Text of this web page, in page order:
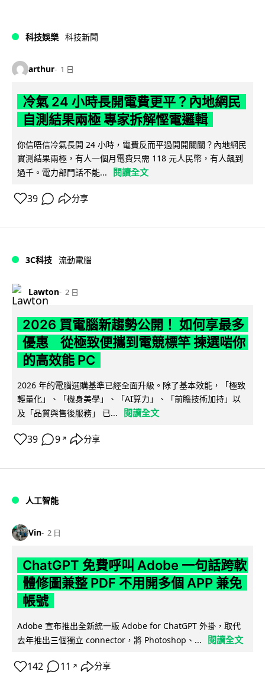
科技娛樂 科技新聞
arthur 1 日
冷氣 24 小時長開電費更平？內地網民
自測結果兩極 專家拆解慳電邏輯
你信唔信冷氣長開 24 小時，電費反而平過開開關關？內地網民
實測結果兩極，有人一個月電費只需 118 元人民幣，有人飆到
過千。電力部門話不能...
閱讀全文
39 分享
3C科技 流動電腦
Lawton 2 日
2026 買電腦新趨勢公開！ 如何享最多
優惠 從極致便攜到電競標竿 揀選啱你
的高效能 PC
2026 年的電腦選購基準已經全面升級。除了基本效能，「極致
輕量化」、「機身美學」、「AI算力」、「前瞻技術加持」以
及「品質與售後服務」 已...
閱讀全文
39 9 ↗ 分享
人工智能
Vin 2 日
ChatGPT 免費呼叫 Adobe 一句話跨軟
體修圖兼整 PDF 不用開多個 APP 兼免
帳號
Adobe 宣布推出全新統一版 Adobe for ChatGPT 外掛，取代
去年推出三個獨立 connector，將 Photoshop、...
閱讀全文
142 11 ↗ 分享